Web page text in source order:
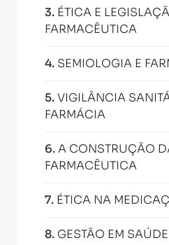
3. ÉTICA E
FARMACÊUTICA
4. SEMIOLOGIA E
5.VIGILÂNCIA
FARMÁCIA
6.A CONSTRUÇÃO
FARMACÊUTICA
7. ÉTICA NA
8. GESTÃO EM